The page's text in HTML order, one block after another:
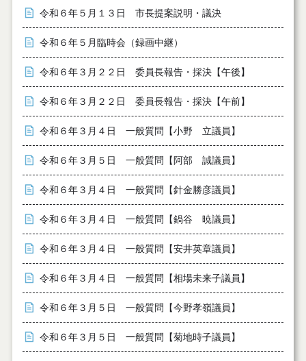
令和６年５月１３日 市長提案説明・議決
令和６年５月臨時会（録画中継）
令和６年３月２２日 委員長報告・採決【午後】
令和６年３月２２日 委員長報告・採決【午前】
令和６年３月４日 一般質問【小野 立議員】
令和６年３月５日 一般質問【阿部 誠議員】
令和６年３月４日 一般質問【針金勝彦議員】
令和６年３月４日 一般質問【鍋谷 暁議員】
令和６年３月４日 一般質問【安井英章議員】
令和６年３月４日 一般質問【相場未来子議員】
令和６年３月５日 一般質問【今野孝嶺議員】
令和６年３月５日 一般質問【菊地時子議員】